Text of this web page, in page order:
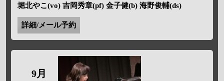
堀北やこ(vo) 吉岡秀章(pf) 金子健(b) 海野俊輔(ds)
詳細/メール予約
9月